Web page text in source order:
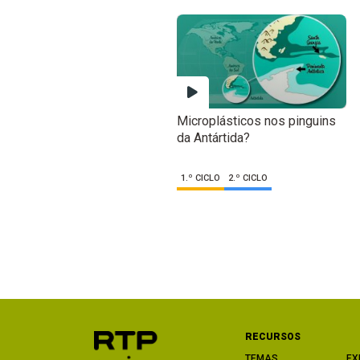
Microplásticos nos pinguins
da Antártida?
1.º CICLO 2.º CICLO
RECURSOS